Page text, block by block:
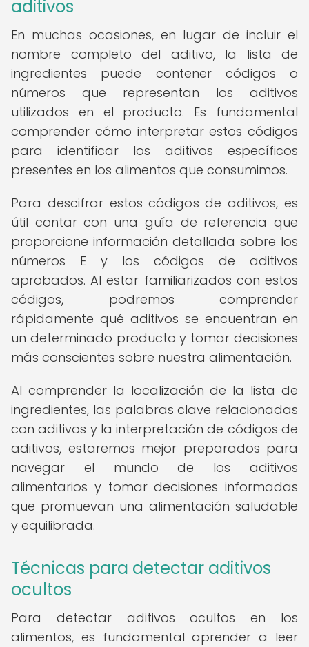
aditivos
En muchas ocasiones, en lugar de incluir el
nombre completo del aditivo, la lista de
ingredientes puede contener códigos o
números que representan los aditivos
utilizados en el producto. Es fundamental
comprender cómo interpretar estos códigos
para identificar los aditivos específicos
presentes en los alimentos que consumimos.
Para descifrar estos códigos de aditivos, es
útil contar con una guía de referencia que
proporcione información detallada sobre los
números E y los códigos de aditivos
aprobados. Al estar familiarizados con estos
códigos, podremos comprender
rápidamente qué aditivos se encuentran en
un determinado producto y tomar decisiones
más conscientes sobre nuestra alimentación.
Al comprender la localización de la lista de
ingredientes, las palabras clave relacionadas
con aditivos y la interpretación de códigos de
aditivos, estaremos mejor preparados para
navegar el mundo de los aditivos
alimentarios y tomar decisiones informadas
que promuevan una alimentación saludable
y equilibrada.
Técnicas para detectar aditivos
ocultos
Para detectar aditivos ocultos en los
alimentos, es fundamental aprender a leer